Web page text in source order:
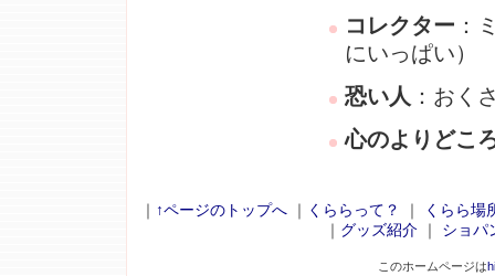
コレクター ：
にいっぱい）
恐い人 ：おく
心のよりどこ
｜ ↑ページのトップへ｜ くららって？ ｜
くらら場
｜ グッズ紹介 ｜ ショパ
このホームページは